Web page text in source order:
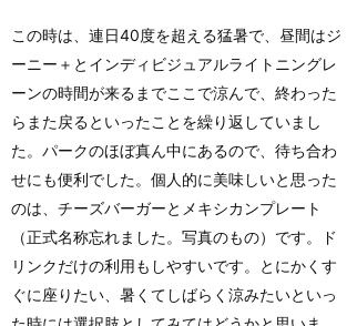
この時は、連日40度を超える猛暑で、昼間はジ
ーニー＋とインディビジュアルライトニングレ
ーンの時間が来るまでここで涼んで、終わった
らまた戻るといったことを繰り返していまし
た。パークのほぼ真ん中にあるので、待ち合わ
せにも便利でした。個人的に美味しいと思った
のは、チーズバーガーとメキシカンプレート
（正式名称忘れました。写真のもの）です。ド
リンクだけの利用もしやすいです。とにかくす
ぐに座りたい、暑くてしばらく涼みたいといっ